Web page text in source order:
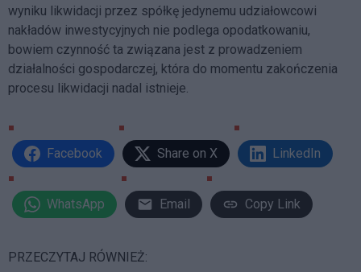
wyniku likwidacji przez spółkę jedynemu udziałowcowi
nakładów inwestycyjnych nie podlega opodatkowaniu,
bowiem czynność ta związana jest z prowadzeniem
działalności gospodarczej, która do momentu zakończenia
procesu likwidacji nadal istnieje.
Facebook Share on X LinkedIn
WhatsApp Email Copy Link
PRZECZYTAJ RÓWNIEŻ: